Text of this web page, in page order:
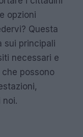
opzioni
Questa
sui principali
necessari e
possono
noi.